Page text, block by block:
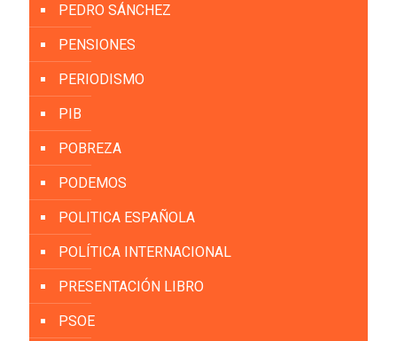
PEDRO SÁNCHEZ
PENSIONES
PERIODISMO
PIB
POBREZA
PODEMOS
POLITICA ESPAÑOLA
POLÍTICA INTERNACIONAL
PRESENTACIÓN LIBRO
PSOE